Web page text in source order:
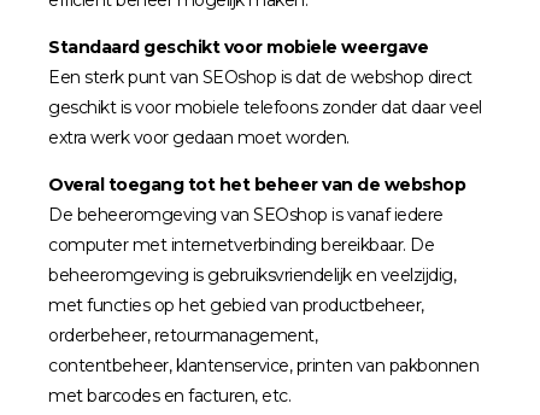
Standaard geschikt voor mobiele weergave
Een sterk punt van SEOshop is dat de webshop direct
geschikt is voor mobiele telefoons zonder dat daar veel
extra werk voor gedaan moet worden.
Overal toegang tot het beheer van de webshop
De beheeromgeving van SEOshop is vanaf iedere
computer met internetverbinding bereikbaar. De
beheeromgeving is gebruiksvriendelijk en veelzijdig,
met functies op het gebied van productbeheer,
orderbeheer, retourmanagement,
contentbeheer, klantenservice, printen van pakbonnen
met barcodes en facturen, etc.